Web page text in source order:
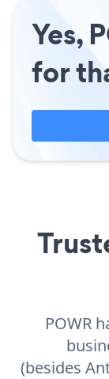
Yes,
for
POWR
(besides